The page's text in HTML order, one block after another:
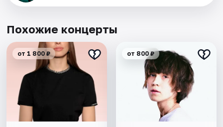
Похожие концерты
от 1 800 ₽ от 800 ₽